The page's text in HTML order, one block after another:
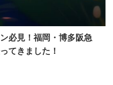
必見！福岡・博多阪急
てきました！